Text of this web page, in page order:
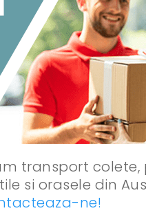
transport
si orasele din
ne!